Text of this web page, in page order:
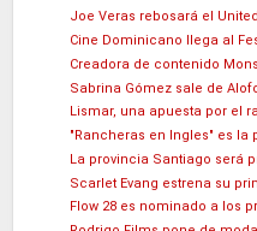
Joe Veras rebosará el
Cine Dominicano llega al
Creadora de contenido
Sabrina Gómez sale de
Lismar, una apuesta por el
"Rancheras en Ingles" es la
La provincia Santiago será
Scarlet Evang estrena su
Flow 28 es nominado a los